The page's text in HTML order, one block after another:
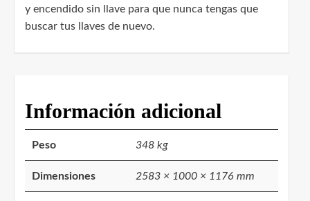
y encendido sin llave para que nunca tengas que
buscar tus llaves de nuevo.
Información adicional
Peso 348 kg
Dimensiones 2583 × 1000 × 1176 mm